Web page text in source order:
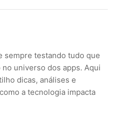
sempre testando tudo que
universo dos apps. Aqui
dicas, análises e
a tecnologia impacta